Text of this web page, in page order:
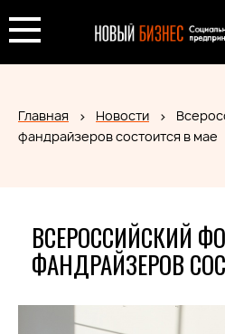
Главная Новости
фандрайзеров состоится в мае
ВСЕРОССИЙСКИЙ
ФАНДРАЙЗЕРОВ